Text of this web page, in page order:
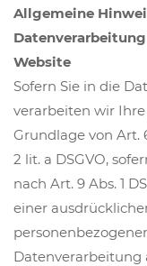
Allgemeine
Website
Sofern Sie in die
verarbeiten wir
Grundlage von Art.
2 lit. a DSGVO,
nach Art. 9 Abs. 1
einer
Datenverarbeitung